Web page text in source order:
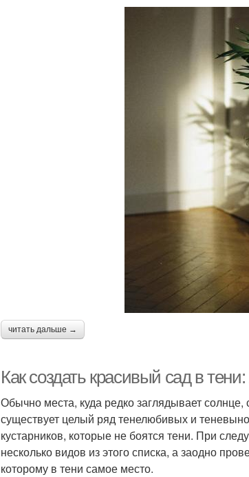
читать дальше →
Как создать красивый сад в
Обычно места, куда редко заглядывает
существует целый ряд тенелюбивых и
кустарников, которые не боятся тени. При
несколько видов из этого списка, а заодно
которому в тени самое место.